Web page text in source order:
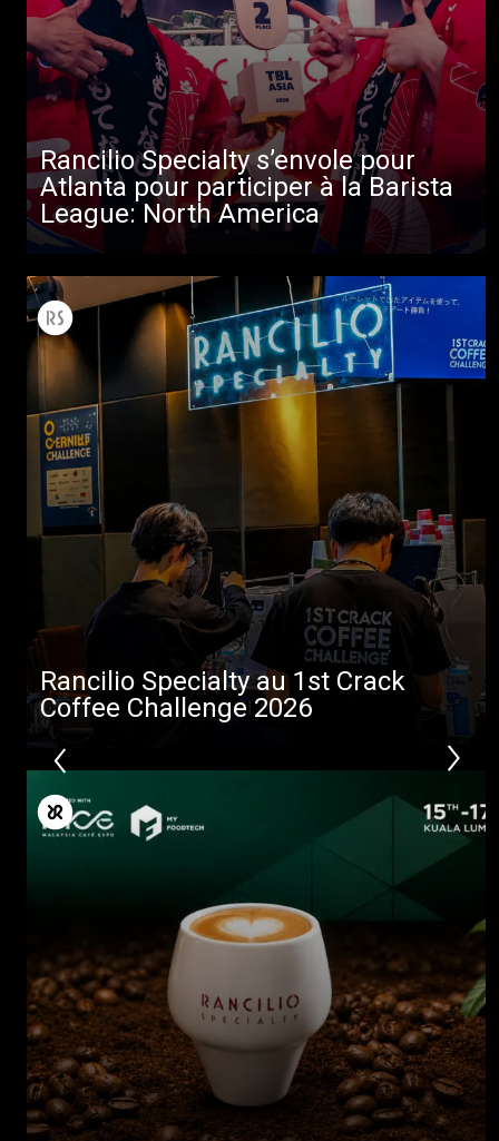
Rancilio Specialty s’envole pour
Atlanta pour participer à la Barista
League: North America
Rancilio Specialty au 1st Crack
Coffee Challenge 2026
Toutes
Produits
Nouvelles
Télécharger